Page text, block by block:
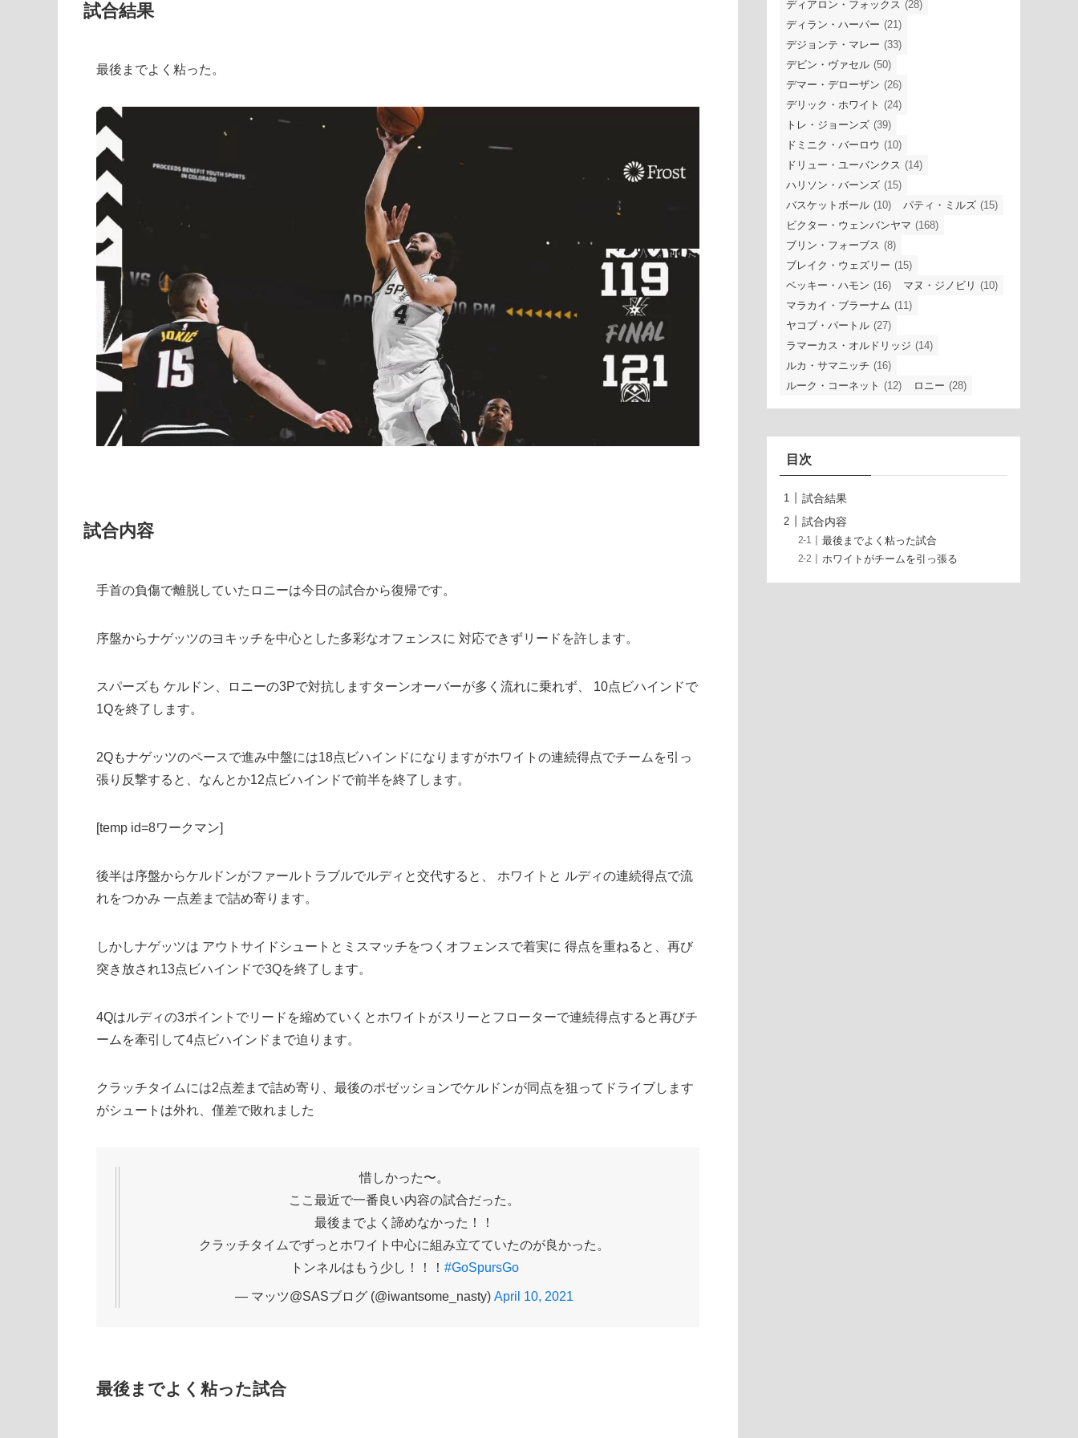
試合結果
最後までよく粘った。
試合内容
手首の負傷で離脱していたロニーは今日の試合から復帰です。
序盤からナゲッツのヨキッチを中心とした多彩なオフェンスに 対応できずリードを許します。
スパーズも ケルドン、ロニーの3Pで対抗しますターンオーバーが多く流れに乗れず、 10点ビハインドで
1Qを終了します。
2Qもナゲッツのペースで進み中盤には18点ビハインドになりますがホワイトの連続得点でチームを引っ
張り反撃すると、なんとか12点ビハインドで前半を終了します。
[temp id=8ワークマン]
後半は序盤からケルドンがファールトラブルでルディと交代すると、 ホワイトと ルディの連続得点で流
れをつかみ 一点差まで詰め寄ります。
しかしナゲッツは アウトサイドシュートとミスマッチをつくオフェンスで着実に 得点を重ねると、再び
突き放され13点ビハインドで3Qを終了します。
4Qはルディの3ポイントでリードを縮めていくとホワイトがスリーとフローターで連続得点すると再びチ
ームを牽引して4点ビハインドまで迫ります。
クラッチタイムには2点差まで詰め寄り、最後のポゼッションでケルドンが同点を狙ってドライブします
がシュートは外れ、僅差で敗れました
惜しかった〜。
ここ最近で一番良い内容の試合だった。
最後までよく諦めなかった！！
クラッチタイムでずっとホワイト中心に組み立てていたのが良かった。
トンネルはもう少し！！！ #GoSpursGo
— マッツ@SASブログ (@iwantsome_nasty) April 10, 2021
最後までよく粘った試合
ディアロン・フォックス (28)
ディラン・ハーパー (21)
デジョンテ・マレー (33)
デビン・ヴァセル (50)
デマー・デローザン (26)
デリック・ホワイト (24)
トレ・ジョーンズ (39)
ドミニク・バーロウ (10)
ドリュー・ユーバンクス (14)
ハリソン・バーンズ (15)
バスケットボール (10) パティ・ミルズ (15)
ビクター・ウェンバンヤマ (168)
ブリン・フォーブス (8)
ブレイク・ウェズリー (15)
ベッキー・ハモン (16) マヌ・ジノビリ (10)
マラカイ・ブラーナム (11)
ヤコブ・パートル (27)
ラマーカス・オルドリッジ (14)
ルカ・サマニッチ (16)
ルーク・コーネット (12) ロニー (28)
目次
試合結果
試合内容
最後までよく粘った試合
ホワイトがチームを引っ張る